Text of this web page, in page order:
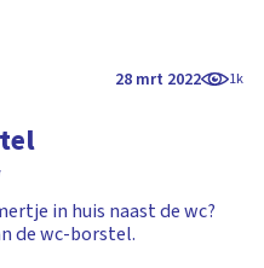
28 mrt 2022 1k
in huis naast de wc?
de wc-borstel.